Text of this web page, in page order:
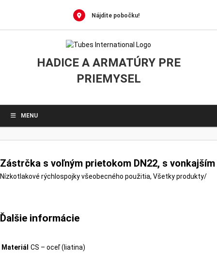
Nájdite pobočku!
HADICE A ARMATÚRY PRE
PRIEMYSEL
MENU
Zástrčka s voľným prietokom DN22, s
Nízkotlakové rýchlospojky všeobecného použitia, Všetky produkty/
Ďalšie informácie
Materiál CS – oceľ (liatina)